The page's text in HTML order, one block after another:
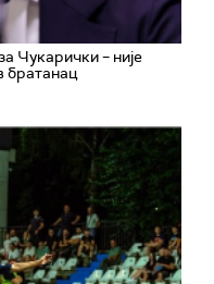
Чукарички – није
братанац